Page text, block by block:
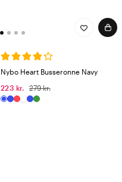
Nybo Heart Busseronne Navy
223 kr.
279 kr.